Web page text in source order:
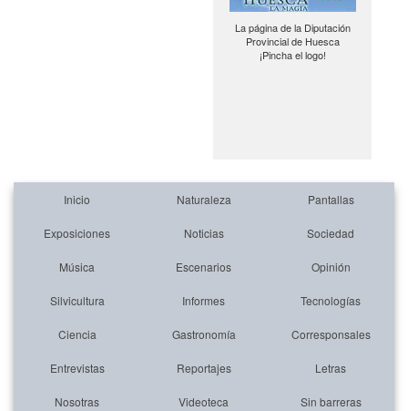
La página de la Diputación
Provincial de Huesca
¡Pincha el logo!
Inicio Naturaleza Pantallas
Exposiciones Noticias Sociedad
Música Escenarios Opinión
Silvicultura Informes Tecnologías
Ciencia Gastronomía Corresponsales
Entrevistas Reportajes Letras
Nosotras Videoteca Sin barreras